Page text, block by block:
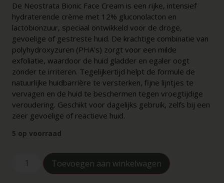
De Neostrata Bionic Face Cream is een rijke, intensief
hydraterende crème met 12% gluconolacton en
lactobionzuur, speciaal ontwikkeld voor de droge,
gevoelige of gestreste huid. De krachtige combinatie van
polyhydroxyzuren (PHA’s) zorgt voor een milde
exfoliatie, waardoor de huid gladder en egaler oogt
zonder te irriteren. Tegelijkertijd helpt de formule de
natuurlijke huidbarrière te versterken, fijne lijntjes te
vervagen en de huid te beschermen tegen vroegtijdige
veroudering. Geschikt voor dagelijks gebruik, zelfs bij een
zeer gevoelige of reactieve huid.
5 op voorraad
Toevoegen aan winkelwagen